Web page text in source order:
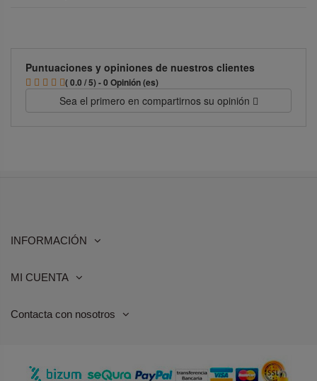
Puntuaciones y opiniones de nuestros clientes
( 0.0 / 5) - 0 Opinión (es)
Sea el primero en compartirnos su opinión
INFORMACIÓN
MI CUENTA
Contacta con nosotros